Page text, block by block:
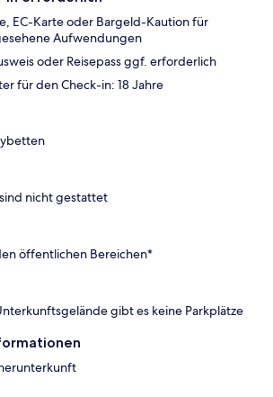
EC-Karte oder Bargeld-Kaution für
Aufwendungen
oder Reisepass ggf. erforderlich
für den Check-in: 18 Jahre
nicht gestattet
öffentlichen Bereichen*
gibt es keine Parkplätze